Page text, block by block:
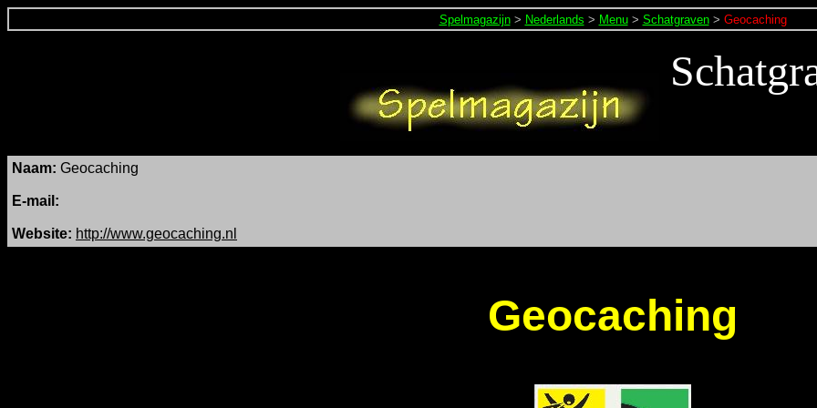
Spelmagazijn> Nederlands > Menu > Schatgraven > Geocaching
Naam: Geocaching
E-mail:
Website: http://www.geocaching.nl
Geocaching